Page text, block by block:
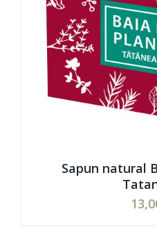
Sapun natural